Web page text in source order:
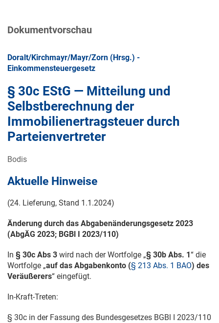
Dokumentvorschau
Doralt/Kirchmayr/Mayr/Zorn (Hrsg.) -
Einkommensteuergesetz
§ 30c EStG — Mitteilung und
Selbstberechnung der
Immobilienertragsteuer durch
Parteienvertreter
Bodis
Aktuelle Hinweise
(24. Lieferung, Stand 1.1.2024)
Änderung durch das Abgabenänderungsgesetz 2023
(AbgÄG 2023; BGBl
I 2023/110)
In § 30c Abs 3 wird nach der Wortfolge „§ 30b Abs. 1“ die
Wortfolge „auf das Abgabenkonto (§ 213 Abs. 1 BAO) des
Veräußerers“ eingefügt.
In-Kraft-Treten:
§ 30c in der Fassung des Bundesgesetzes BGBl
I 2023/110